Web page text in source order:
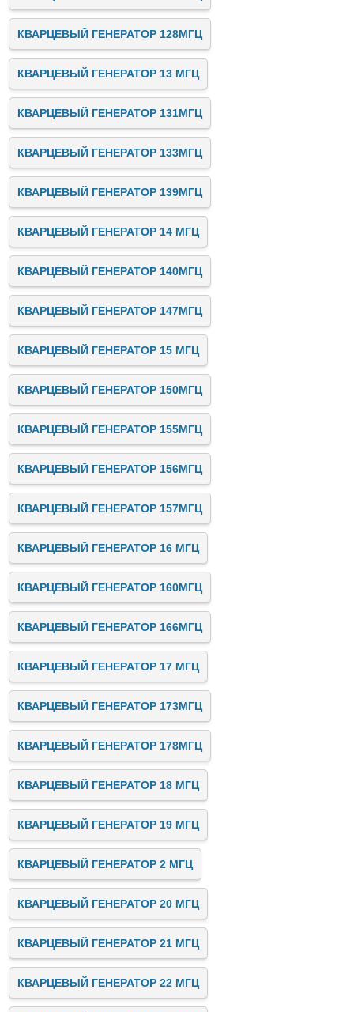
КВАРЦЕВЫЙ ГЕНЕРАТОР 128МГЦ
КВАРЦЕВЫЙ ГЕНЕРАТОР 13 МГЦ
КВАРЦЕВЫЙ ГЕНЕРАТОР 131МГЦ
КВАРЦЕВЫЙ ГЕНЕРАТОР 133МГЦ
КВАРЦЕВЫЙ ГЕНЕРАТОР 139МГЦ
КВАРЦЕВЫЙ ГЕНЕРАТОР 14 МГЦ
КВАРЦЕВЫЙ ГЕНЕРАТОР 140МГЦ
КВАРЦЕВЫЙ ГЕНЕРАТОР 147МГЦ
КВАРЦЕВЫЙ ГЕНЕРАТОР 15 МГЦ
КВАРЦЕВЫЙ ГЕНЕРАТОР 150МГЦ
КВАРЦЕВЫЙ ГЕНЕРАТОР 155МГЦ
КВАРЦЕВЫЙ ГЕНЕРАТОР 156МГЦ
КВАРЦЕВЫЙ ГЕНЕРАТОР 157МГЦ
КВАРЦЕВЫЙ ГЕНЕРАТОР 16 МГЦ
КВАРЦЕВЫЙ ГЕНЕРАТОР 160МГЦ
КВАРЦЕВЫЙ ГЕНЕРАТОР 166МГЦ
КВАРЦЕВЫЙ ГЕНЕРАТОР 17 МГЦ
КВАРЦЕВЫЙ ГЕНЕРАТОР 173МГЦ
КВАРЦЕВЫЙ ГЕНЕРАТОР 178МГЦ
КВАРЦЕВЫЙ ГЕНЕРАТОР 18 МГЦ
КВАРЦЕВЫЙ ГЕНЕРАТОР 19 МГЦ
КВАРЦЕВЫЙ ГЕНЕРАТОР 2 МГЦ
КВАРЦЕВЫЙ ГЕНЕРАТОР 20 МГЦ
КВАРЦЕВЫЙ ГЕНЕРАТОР 21 МГЦ
КВАРЦЕВЫЙ ГЕНЕРАТОР 22 МГЦ